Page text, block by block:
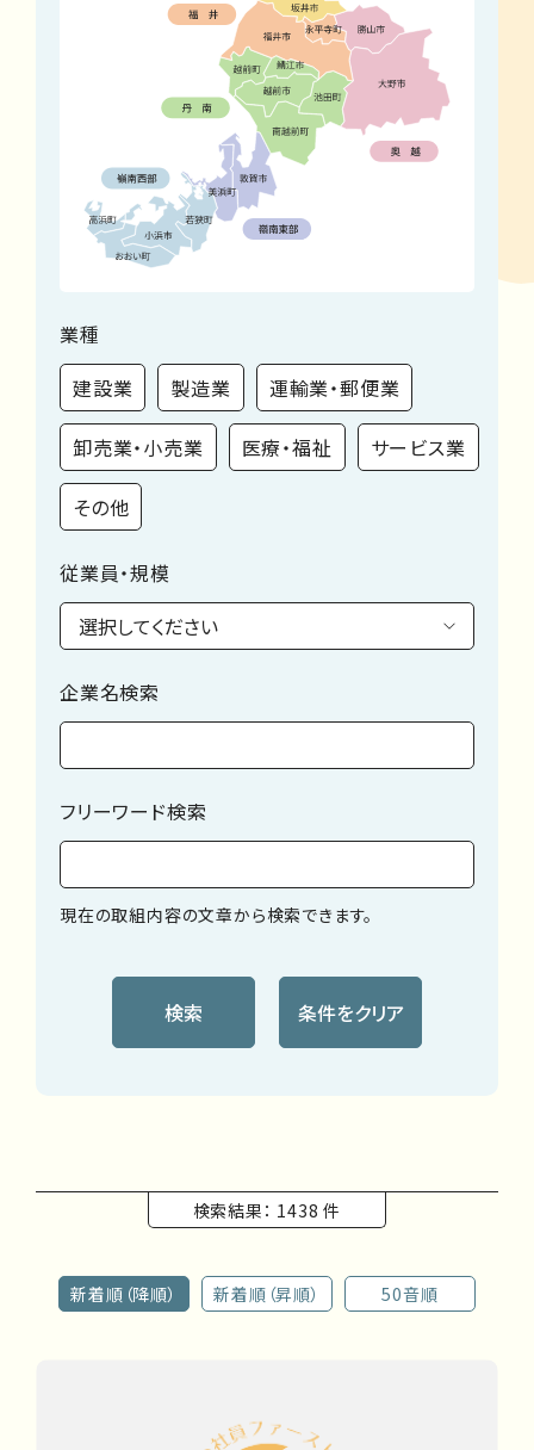
業種
建設業
製造業 運輸業・郵便業
卸売業・小売業 医療・福祉 サービス業
その他
従業員・規模
企業名検索
フリーワード検索
現在の取組内容の文章から検索できます。
検索 条件をクリア
検索結果： 1438 件
新着順（降順） 新着順（昇順） 50音順